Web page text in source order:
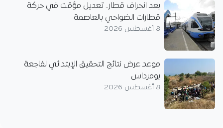
بعد انحراف قطار.. تعديل مؤقت في حركة
قطارات الضواحي بالعاصمة
8 أغسطس 2026
موعد عرض نتائج التحقيق الإبتدائي لفاجعة
بومرداس
8 أغسطس 2026